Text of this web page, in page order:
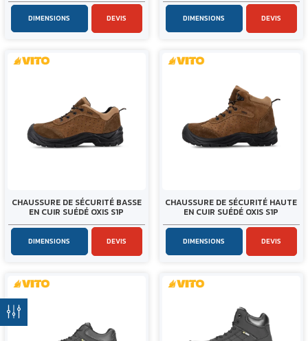
DIMENSIONS DEVIS DIMENSIONS DEVIS
CHAUSSURE DE SÉCURITÉ BASSE
EN CUIR SUÉDÉ OXIS S1P
DIMENSIONS DEVIS
CHAUSSURE DE SÉCURITÉ HAUTE
EN CUIR SUÉDÉ OXIS S1P
DIMENSIONS DEVIS